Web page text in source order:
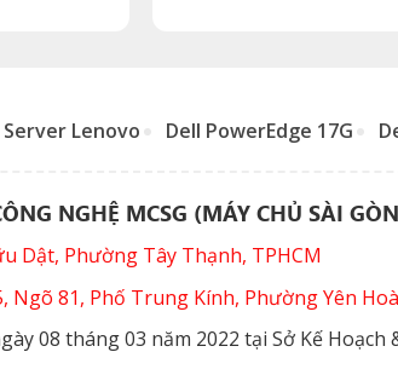
Server Lenovo Dell PowerEdge 17G
NGHỆ MCSG (MÁY CHỦ SÀI
Dật, Phường Tây Thạnh, TPHCM
Ngõ 81, Phố Trung Kính, Phường Yên
08 tháng 03 năm 2022 tại Sở Kế Hoạch